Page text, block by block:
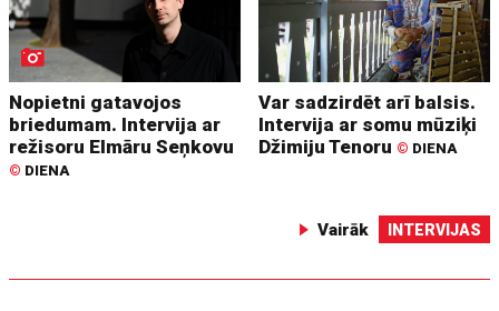
Nopietni gatavojos
briedumam. Intervija ar
režisoru Elmāru Seņkovu
© DIENA
Var sadzirdēt arī balsis.
Intervija ar somu mūziķi
Džimiju Tenoru © DIENA
Vairāk INTERVIJAS